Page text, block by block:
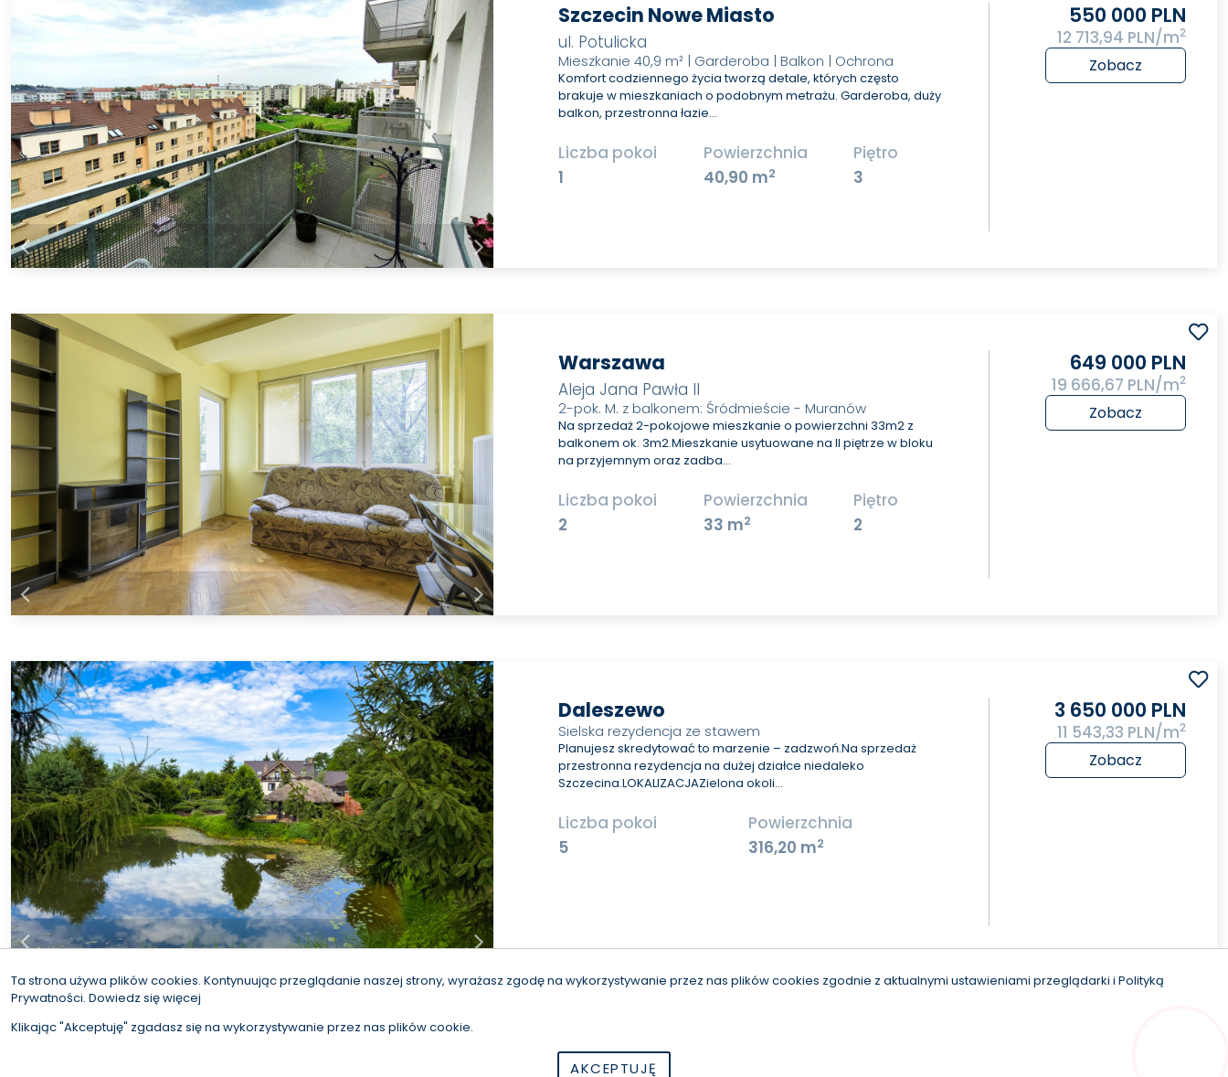
Szczecin Nowe Miasto
ul. Potulicka
Mieszkanie 40,9 m² | Garderoba | Balkon | Ochrona
Komfort codziennego życia tworzą detale, których często
brakuje w mieszkaniach o podobnym metrażu. Garderoba, duży
balkon, przestronna łazie…
Liczba pokoi
1
Powierzchnia
40,90 m2
Piętro
3
550 000 PLN
12 713,94 PLN/m2
Zobacz
Warszawa
Aleja Jana Pawła II
2-pok. M. z balkonem: Śródmieście - Muranów
Na sprzedaż 2-pokojowe mieszkanie o powierzchni 33m2 z
balkonem ok. 3m2.Mieszkanie usytuowane na II piętrze w bloku
na przyjemnym oraz zadba…
Liczba pokoi
2
Powierzchnia
33 m2
Piętro
2
649 000 PLN
19 666,67 PLN/m2
Zobacz
Daleszewo
Sielska rezydencja ze stawem
Planujesz skredytować to marzenie – zadzwoń.Na sprzedaż
przestronna rezydencja na dużej działce niedaleko
Szczecina.LOKALIZACJAZielona okoli…
Liczba pokoi
5
Powierzchnia
316,20 m2
3 650 000 PLN
11 543,33 PLN/m2
Zobacz
1 2 3 4 5 6 ... 665
© 2026 Wszystkie prawa zastrzeżone | Program dla biur nieruchomości - asaricrm.com
Ta strona używa plików cookies. Kontynuując przeglądanie naszej strony, wyrażasz zgodę na wykorzystywanie przez nas plików cookies zgodnie z aktualnymi ustawieniami przeglądarki i Polityką
Prywatności. Dowiedz się więcej
Klikając "Akceptuję" zgadasz się na wykorzystywanie przez nas plików cookie.
AKCEPTUJĘ